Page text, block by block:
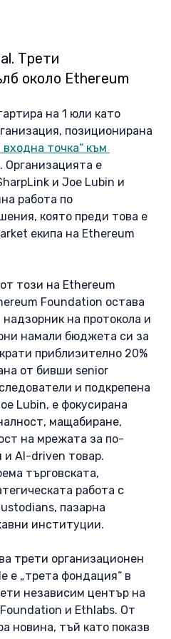
Трети
около Ethereum
на 1 юли като
позиционирана
точка“ към
. Организацията е
и Joe Lubin и
работа по
която преди това е
екипа на Ethereum
този на Ethereum
Foundation остава
на протокола и
намали бюджета си за
приблизително 20%
от бивши senior
и подкрепена
Lubin, е фокусирана
мащабиране,
на мрежата за по-
и AI-driven товар.
търговската,
работа с
пазарна
институции.
трети организационен
е „трета фондация“ в
независим център на
и Ethlabs. От
новина, тъй като показв